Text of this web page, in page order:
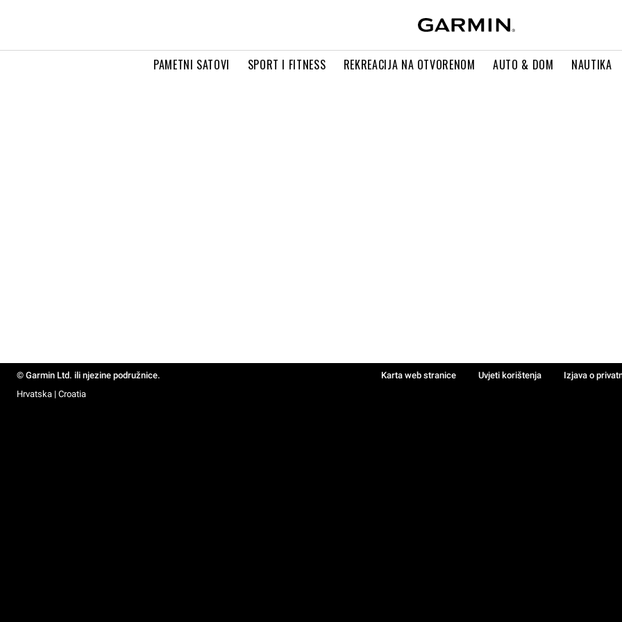
PAMETNI SATOVI SPORT I FITNESS REKREACIJA NA OTVORENOM AUTO & DOM NAUTIKA
© Garmin Ltd. ili njezine podružnice. Karta web stranice Uvjeti korištenja Izjava o
Hrvatska | Croatia